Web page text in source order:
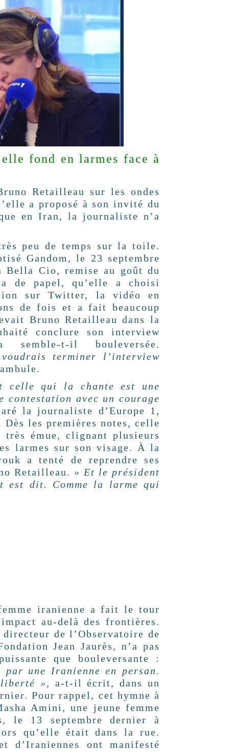
fond en larmes face à
Retailleau sur les ondes
a proposé à son invité du
en Iran, la journaliste n’a
peu de temps sur la toile.
Gandom, le 23 septembre
Bella Cio, remise au goût du
de papel, qu’elle a choisi
sur Twitter, la vidéo en
de fois et a fait beaucoup
Bruno Retailleau dans la
conclure son interview
t-il bouleversée.
terminer l’interview
celle qui la chante est une
contestation avec un courage
la journaliste d’Europe 1,
Dès les premières notes, celle
émue, clignant plusieurs
larmes sur son visage. À la
a tenté de reprendre ses
Retailleau. » Et le président
est dit. Comme la larme qui
iranienne a fait le tour
au-delà des frontières.
de l’Observatoire de
Jean Jaurès, n’a pas
que bouleversante :
une Iranienne en persan.
», a-t-il écrit, dans un
Pour rappel, cet hymne à
Amini, une jeune femme
le 13 septembre dernier à
qu’elle était dans la rue.
d’Iraniennes ont manifesté